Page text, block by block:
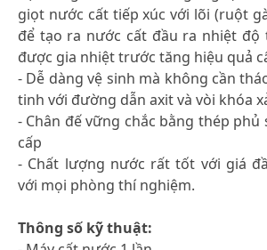
giọt nước cất tiếp xúc với lõi (ruột
để tạo ra nước cất đầu ra nhiệt độ
được gia nhiệt trước tăng hiệu quả
- Dễ dàng vệ sinh mà không cần
tinh với đường dẫn axit và vòi khóa
- Chân đế vững chắc bằng thép phủ
cấp
- Chất lượng nước rất tốt với giá
với mọi phòng thí nghiệm.
Thông số kỹ thuật: